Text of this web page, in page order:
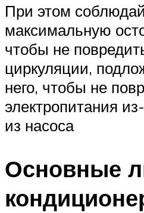
При этом
максимальную
чтобы не
циркуляции,
него, чтобы не
электропитания
из насоса
Основные